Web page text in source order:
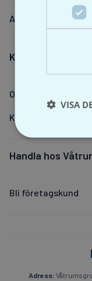
Alla leverantörer
Kontakt
Om Våtrumsgross
Kontakta oss
Handla hos
Bli företagskund
Adress:
VISA